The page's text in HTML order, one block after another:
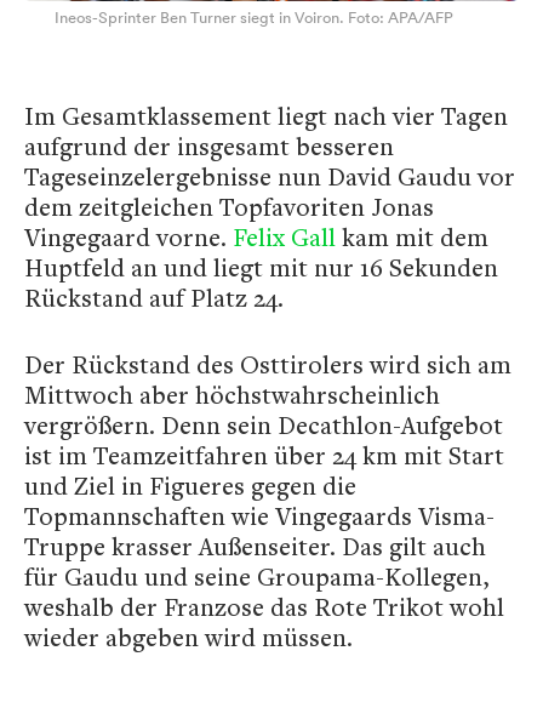
Ineos-Sprinter Ben Turner siegt in Voiron. Foto: APA/AFP
Im Gesamtklassement liegt nach vier Tagen
aufgrund der insgesamt besseren
Tageseinzelergebnisse nun David Gaudu vor
dem zeitgleichen Topfavoriten Jonas
Vingegaard vorne. Felix Gallkam mit dem
Huptfeld an und liegt mit nur 16 Sekunden
Rückstand auf Platz 24.
Der Rückstand des Osttirolers wird sich am
Mittwoch aber höchstwahrscheinlich
vergrößern. Denn sein Decathlon-Aufgebot
ist im Teamzeitfahren über 24 km mit Start
und Ziel in Figueres gegen die
Topmannschaften wie Vingegaards Visma-
Truppe krasser Außenseiter. Das gilt auch
für Gaudu und seine Groupama-Kollegen,
weshalb der Franzose das Rote Trikot wohl
wieder abgeben wird müssen.